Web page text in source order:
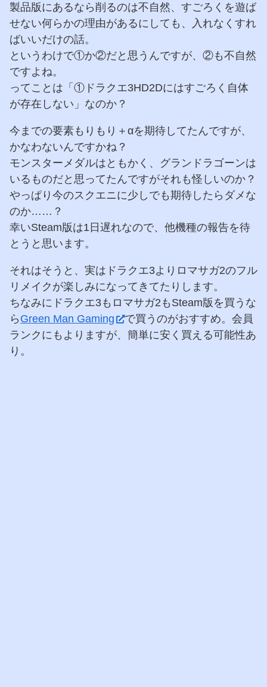
製品版にあるなら削るのは不自然、すごろくを遊ば
せない何らかの理由があるにしても、入れなくすれ
ばいいだけの話。
というわけで①か②だと思うんですが、②も不自然
ですよね。
ってことは「①ドラクエ3HD2Dにはすごろく自体
が存在しない」なのか？
今までの要素もりもり＋αを期待してたんですが、
かなわないんですかね？
モンスターメダルはともかく、グランドラゴーンは
いるものだと思ってたんですがそれも怪しいのか？
やっぱり今のスクエニに少しでも期待したらダメな
のか……？
幸いSteam版は1日遅れなので、他機種の報告を待
とうと思います。
それはそうと、実はドラクエ3よりロマサガ2のフル
リメイクが楽しみになってきてたりします。
ちなみにドラクエ3もロマサガ2もSteam版を買うな
ら Green Man Gaming
で買うのがおすすめ。会員
ランクにもよりますが、簡単に安く買える可能性あ
り。